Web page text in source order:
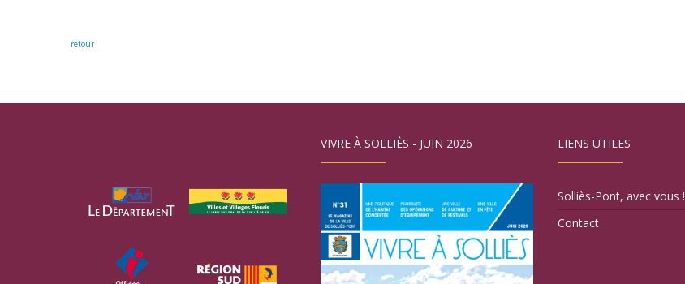
retour
VIVRE À SOLLIÈS - JUIN 2026 LIENS UTILES
Solliès-Pont, avec vous !
Contact